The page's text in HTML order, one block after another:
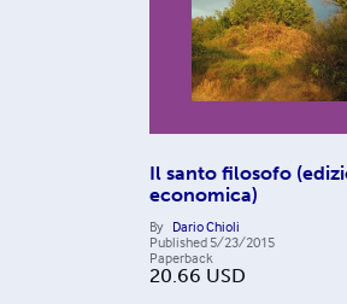
Il santo filosofo
economica)
By Dario Chioli
Published 5/23/2015
Paperback
20.66 USD